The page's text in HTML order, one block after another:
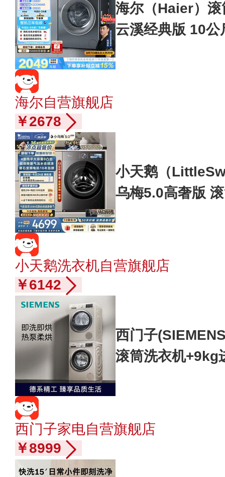
海尔（Haier）
云溪经典版 10
海尔自营旗舰店
￥2678
小天鹅（
乌梅5.0高奢版
小天鹅洗衣机自营旗舰店
￥6142
西门子
滚筒洗衣机+9kg
西门子家电自营旗舰店
￥8999